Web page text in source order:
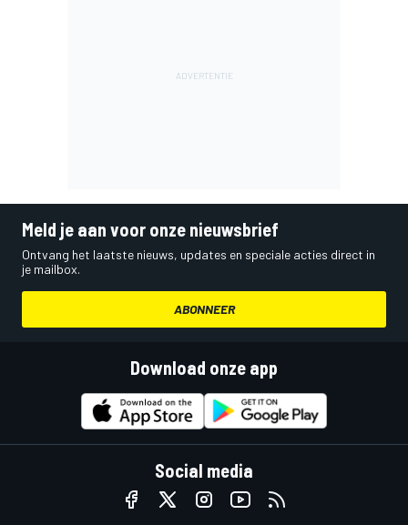
Meld je aan voor onze nieuwsbrief
Ontvang het laatste nieuws, updates en speciale acties direct in
je mailbox.
ABONNEER
Download onze app
Social media